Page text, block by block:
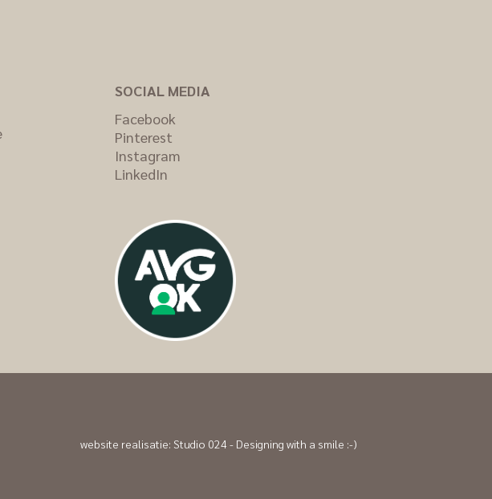
SOCIAL MEDIA
Facebook
Pinterest
Instagram
LinkedIn
website realisatie: Studio 024 - Designing with a smile :-)